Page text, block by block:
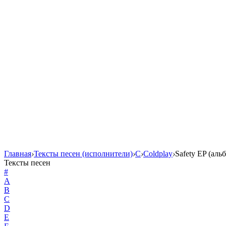
Главная›Тексты песен (исполнители)›C›Coldplay›Safety EP
Тексты песен
#
A
B
C
D
E